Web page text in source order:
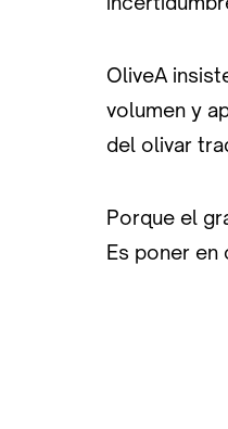
OliveA
volumen y
del olivar
Porque el
Es poner